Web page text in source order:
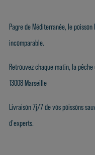
Pagre de Méditerranée, le
incomparable.
Retrouvez chaque matin, la
13008 Marseille
Livraison 7j/7 de vos poissons
d'experts.